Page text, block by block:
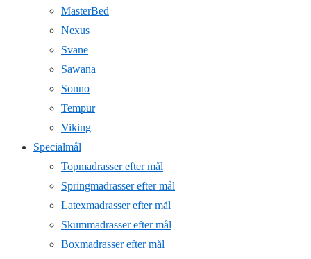
MasterBed
Nexus
Svane
Sawana
Sonno
Tempur
Viking
Specialmål
Topmadrasser efter mål
Springmadrasser efter mål
Latexmadrasser efter mål
Skummadrasser efter mål
Boxmadrasser efter mål